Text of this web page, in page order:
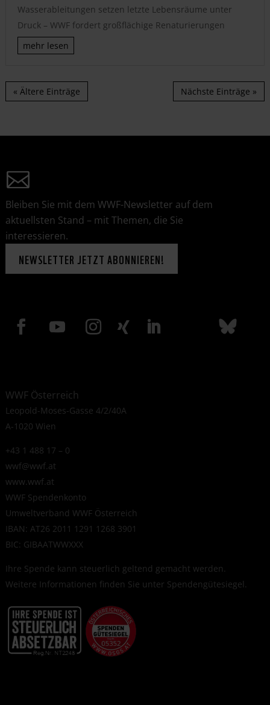
Wasserableitungen setzen letzte Lebensräume unter
Druck – WWF fordert großflächige Renaturierungen
mehr lesen
« Ältere Einträge Nächste Einträge »
Bleiben Sie mit dem WWF-Newsletter auf dem
aktuellsten Stand – mit Themen, die Sie
interessieren.
NEWSLETTER JETZT ABONNIEREN!
WWF Österreich
Leopold-Moses-Gasse 4/2/40A
A-1020 Wien
+43 1 488 17 – 0
wwf@wwf.at
www.wwf.at
WWF Spendenkonto
Umweltverband WWF Österreich
IBAN: AT26 2011 1291 1268 3901
BIC: GIBAATWWXXX
Ihre Spende kann steuerlich geltend gemacht werden.
Weitere Informationen finden Sie unter Spendengütesiegel.